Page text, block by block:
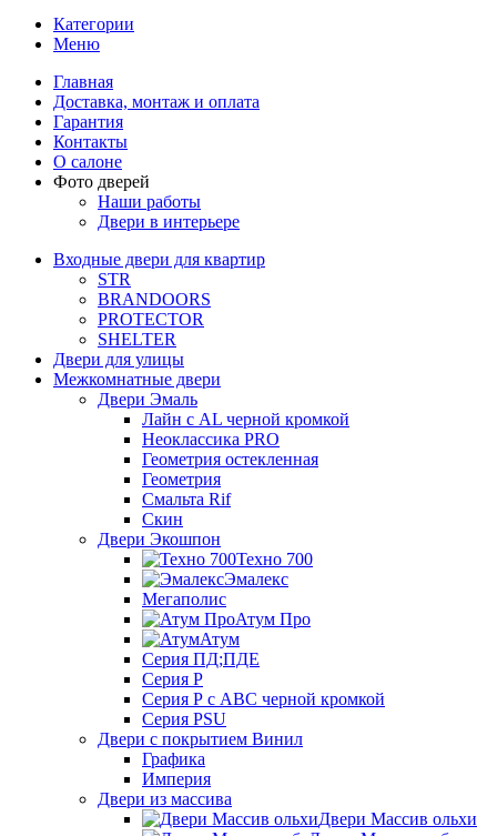
Категории
Меню
Главная
Доставка, монтаж и оплата
Гарантия
Контакты
О салоне
Фото дверей
Наши работы
Двери в интерьере
Входные двери для квартир
STR
BRANDOORS
PROTECTOR
SHELTER
Двери для улицы
Межкомнатные двери
Двери Эмаль
Лайн с AL черной кромкой
Неоклассика PRO
Геометрия остекленная
Геометрия
Смальта Rif
Скин
Двери Экошпон
Техно 700
Эмалекс
Мегаполис
Атум Про
Атум
Серия ПД;ПДЕ
Серия Р
Серия Р с АВС черной кромкой
Серия PSU
Двери с покрытием Винил
Графика
Империя
Двери из массива
Двери Массив ольхи